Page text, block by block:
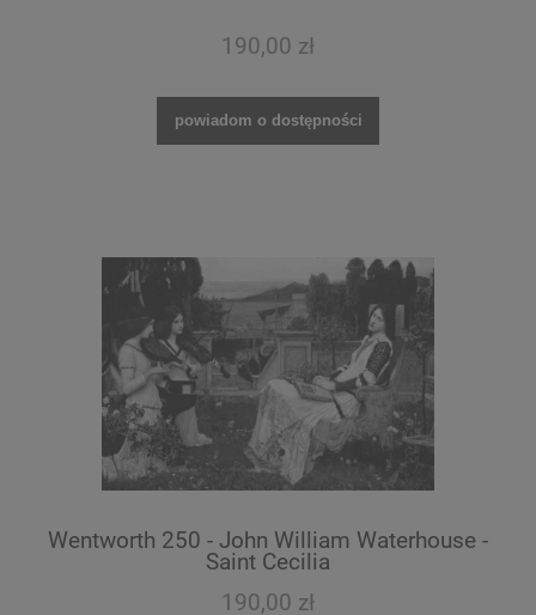
190,00 zł
powiadom o dostępności
Wentworth 250 - John William Waterhouse -
Saint Cecilia
190,00 zł